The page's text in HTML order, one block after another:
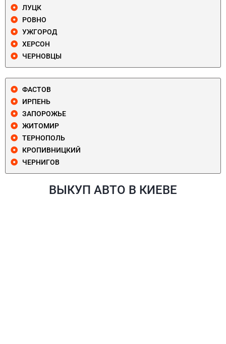
ЛУЦК
РОВНО
УЖГОРОД
ХЕРСОН
ЧЕРНОВЦЫ
ФАСТОВ
ИРПЕНЬ
ЗАПОРОЖЬЕ
ЖИТОМИР
ТЕРНОПОЛЬ
КРОПИВНИЦКИЙ
ЧЕРНИГОВ
ВЫКУП АВТО В КИЕВЕ